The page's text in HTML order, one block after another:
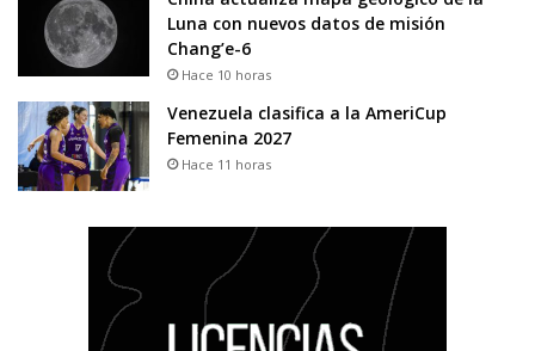
Luna con nuevos datos de misión
Chang’e-6
Hace 10 horas
Venezuela clasifica a la AmeriCup
Femenina 2027
Hace 11 horas